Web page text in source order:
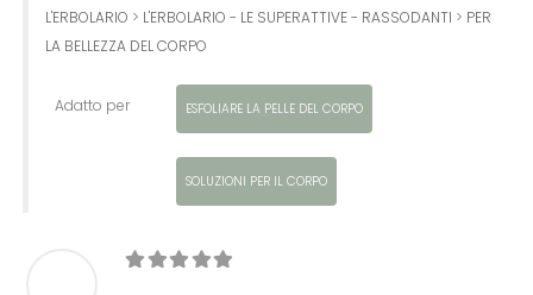
L'ERBOLARIO > L'ERBOLARIO - LE SUPERATTIVE - RASSODANTI > PER
LA BELLEZZA DEL CORPO
Adatto per ESFOLIARE LA PELLE DEL CORPO
SOLUZIONI PER IL CORPO